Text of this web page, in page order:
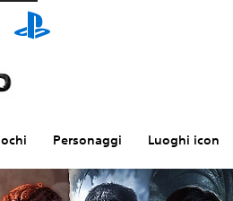
Personaggi Luoghi iconici